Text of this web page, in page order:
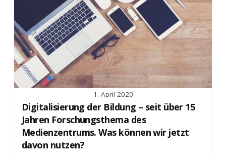
1. April 2020
Digitalisierung der Bildung – seit über 15
Jahren Forschungsthema des
Medienzentrums. Was können wir jetzt
davon nutzen?